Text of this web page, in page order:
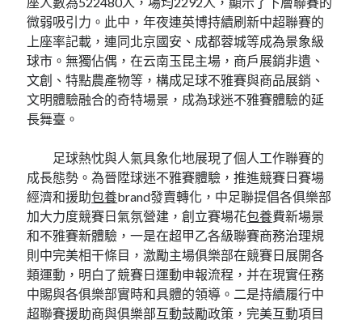
微弱吸引力。此中，年夜連英博持續刷新中超聯賽的
上座率記載，連同北京國安、成都蓉城等成為景象級
球市。無獨佔偶，在云南玉昆主場，商戶展銷非遺、
文創、特點農產物等，構成足球不雅賽與商品展銷、
文明體驗融合的奇特場景，成為球迷不雅賽體驗的延
長舞臺。
足球熱忱與人氣具象化地展現了個人工作聯賽的
成長態勢。為晉陞球迷不雅賽體驗，推進競賽日賽場
經濟和援助包養brand發賣轉化，中足聯提倡各俱樂部
加大力度競賽日氣氛營建，創立賽場花包養費新場景
和不雅賽新體驗，一是在超甲乙各級聯賽商務治理規
則中完美相干條目，激勵主場俱樂部在競賽日展開各
類運動，明白了競賽日運動申報流程，并在現實任務
中賜與各俱樂部實時和具體的領導。二是持續履行中
超聯賽援助商與俱樂部互動鼓勵政策，完美互動項目